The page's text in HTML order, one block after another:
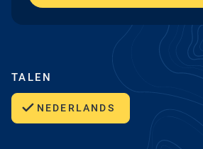
TALEN
NEDERLANDS